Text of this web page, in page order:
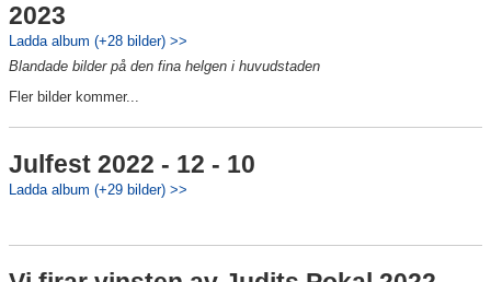
2023
Ladda album (+28 bilder) >>
Blandade bilder på den fina helgen i huvudstaden
Fler bilder kommer...
Julfest 2022 - 12 - 10
Ladda album (+29 bilder) >>